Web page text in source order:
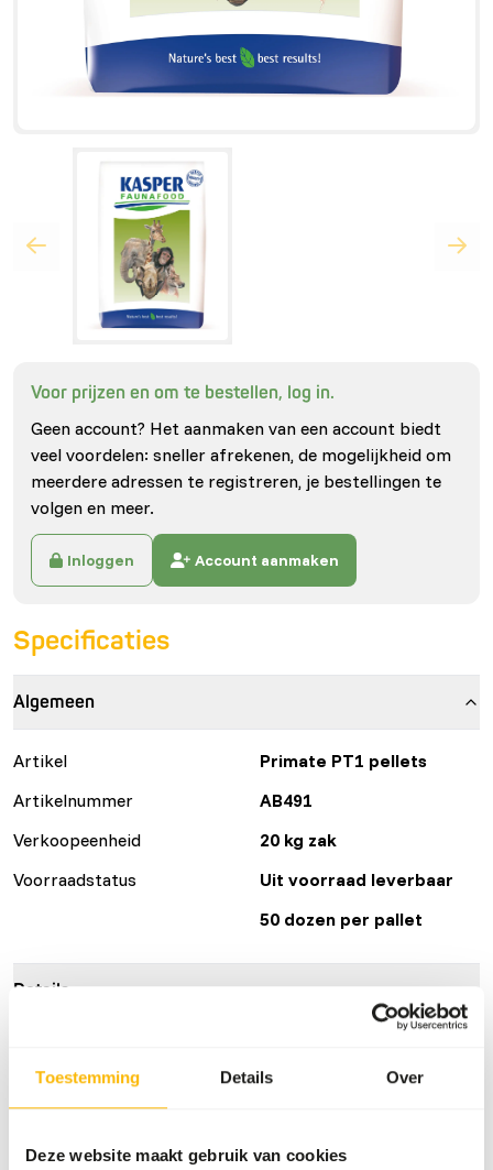
Toestemming Details Over
Deze website maakt gebruik van cookies
Voor prijzen en om te bestellen, log in.
Geen account? Het aanmaken van een account biedt
veel voordelen: sneller afrekenen, de mogelijkheid om
meerdere adressen te registreren, je bestellingen te
volgen en meer.
Inloggen Account aanmaken
Specificaties
Algemeen
Artikel
Primate PT1 pellets
Artikelnummer
AB491
Verkoopeenheid
20 kg zak
Voorraadstatus
Uit voorraad leverbaar
50 dozen per pallet
Details
Merk
Kasper Faunafood
Voedingsadvies